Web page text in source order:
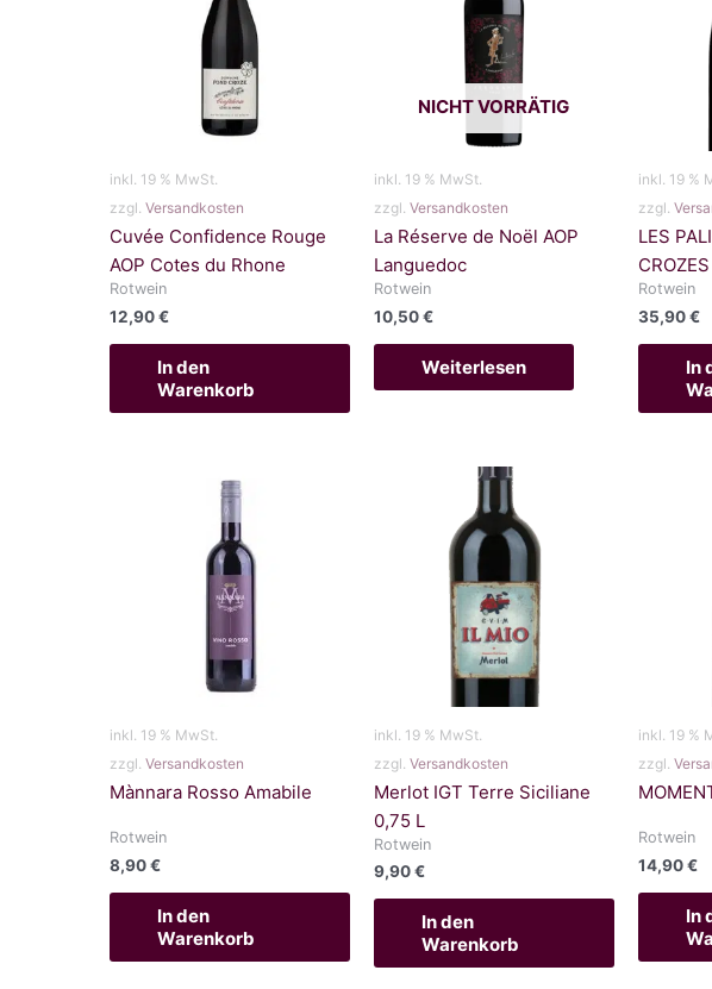
inkl. 19 % MwSt.
zzgl. Versandkosten
Cuvée Confidence Rouge
AOP Cotes du Rhone
Rotwein
12,90€
In den
Warenkorb
NICHT VORRÄTIG
inkl. 19 % MwSt.
zzgl. Versandkosten
La Réserve de Noël AOP
Languedoc
Rotwein
10,50€
Weiterlesen
inkl. 19 %
zzgl.
LES
Rotwein
35,90€
In
inkl. 19 % MwSt.
zzgl. Versandkosten
Mànnara Rosso Amabile
Rotwein
8,90€
In den
Warenkorb
inkl. 19 % MwSt.
zzgl. Versandkosten
Merlot IGT Terre Siciliane
0,75 L
Rotwein
9,90€
In den
Warenkorb
inkl. 19 %
zzgl.
Rotwein
14,90€
In